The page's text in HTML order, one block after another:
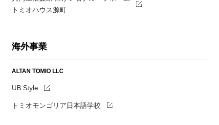
トミオハウス源町
海外事業
ALTAN TOMIO LLC
UB Style
トミオモンゴリア日本語学校